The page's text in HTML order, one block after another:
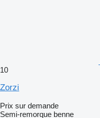
10
Zorzi
Prix sur demande
Semi-remorque benne